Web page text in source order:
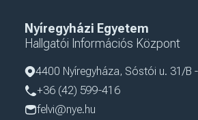
Nyíregyházi Egyetem
Hallgatói Információs Központ
4400 Nyíregyháza, Sóstói u. 31/B
+36 (42) 599-416
felvi@nye.hu